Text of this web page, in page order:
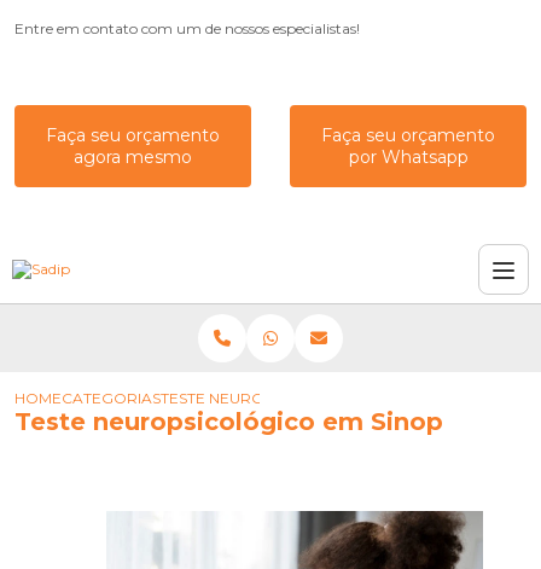
Entre em contato com um de nossos especialistas!
Faça seu orçamento
agora mesmo
Faça seu orçamento
por Whatsapp
HOMECATEGORIASTESTE NEUROPSICOLÓGICO EM SINOP
Teste neuropsicológico em Sinop